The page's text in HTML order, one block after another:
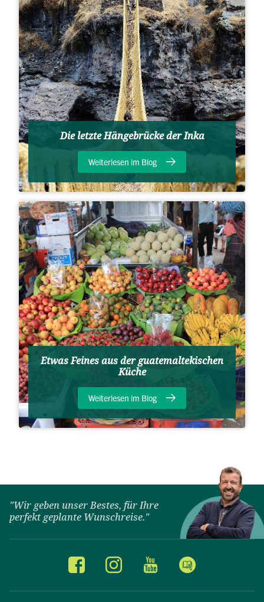
Die letzte Hängebrücke der Inka
Weiterlesen im Blog
Etwas Feines aus der guatemaltekischen
Küche
Weiterlesen im Blog
"Wir geben unser Bestes, für Ihre
perfekt geplante Wunschreise."